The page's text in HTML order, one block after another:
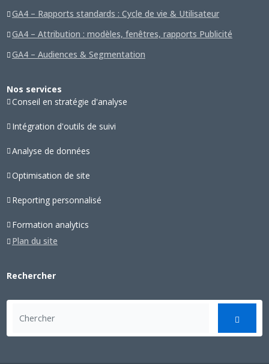
GA4 – Rapports standards : Cycle de vie & Utilisateur
GA4 – Attribution : modèles, fenêtres, rapports Publicité
GA4 – Audiences & Segmentation
Nos services
Conseil en stratégie d'analyse
Intégration d'outils de suivi
Analyse de données
Optimisation de site
Reporting personnalisé
Formation analytics
Plan du site
Rechercher